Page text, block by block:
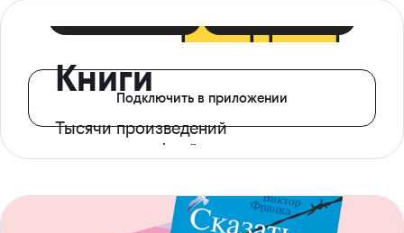
Книги
Тысячи произведений
с доступом офлайн
Подключить в приложении